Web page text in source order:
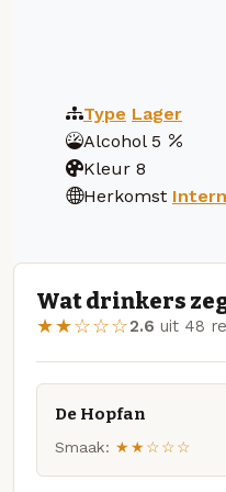
Type Lager
Alcohol 5
Kleur 8
Herkomst
Wat drinkers
★★☆☆☆2.6 uit 48
De Hopfan
Smaak: ★★☆☆☆